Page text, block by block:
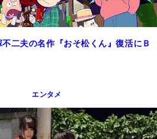
二夫の名作『おそ松くん』復活にＢ
エンタメ